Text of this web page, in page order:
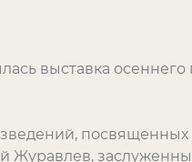
выставка осеннего
Журавлев,